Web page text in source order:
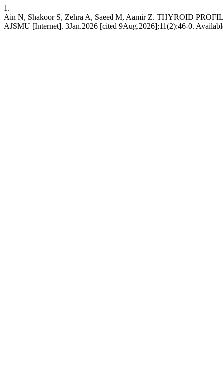
1.
Ain N, Shakoor S, Zehra A, Saeed M, Aamir Z. THYROID
AJSMU [Internet]. 3Jan.2026 [cited 9Aug.2026];11(2):46-0.